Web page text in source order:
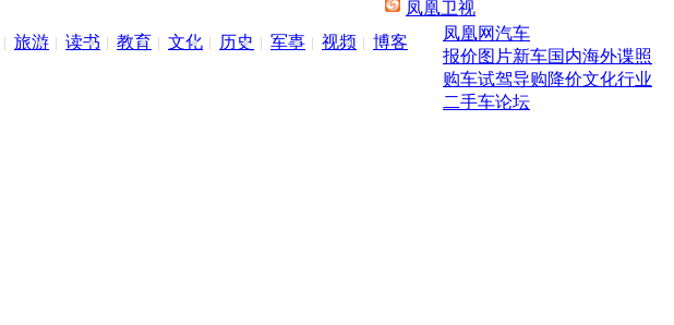
凤凰卫视
旅游 读书 教育 文化 历史 军事 视频
博客
凤凰网汽车
报价图片新车国内海外谍照
购车试驾导购降价文化行业
二手车论坛